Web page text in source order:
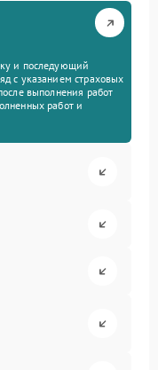
и последующий
с указанием страховых
выполнения работ
работ и